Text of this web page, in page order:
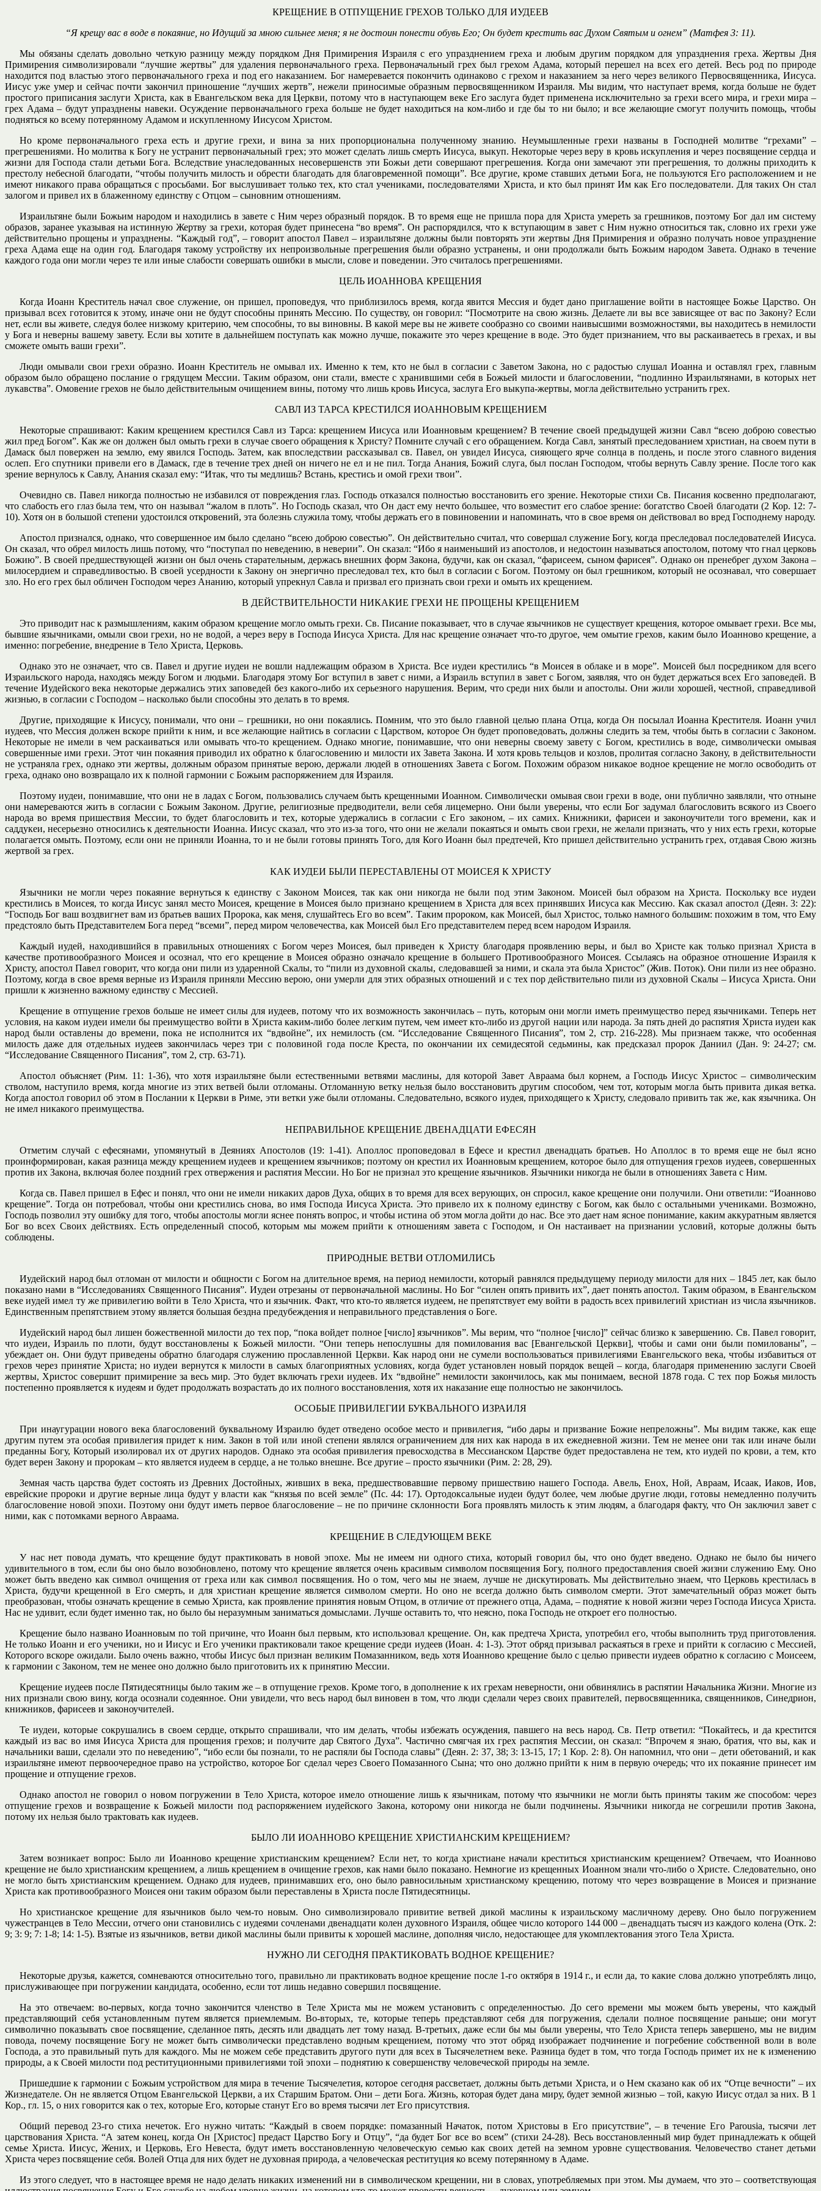
КРЕЩЕНИЕ В ОТПУЩЕНИЕ ГРЕХОВ ТОЛЬКО ДЛЯ ИУДЕЕВ
“Я крещу вас в воде в покаяние, но Идущий за мною сильнее меня; я не достоин понести обувь Его; Он будет крестить вас Духом Святым и огнем” (Матфея 3: 11).
Мы обязаны сделать довольно четкую разницу между порядком Дня Примирения Израиля с его упразднением греха и любым другим порядком для упразднения греха. Жертвы Дня
Примирения символизировали “лучшие жертвы” для удаления первоначального греха. Первоначальный грех был грехом Адама, который перешел на всех его детей. Весь род по природе
находится под властью этого первоначального греха и под его наказанием. Бог намеревается покончить одинаково с грехом и наказанием за него через великого Первосвященника, Иисуса.
Иисус уже умер и сейчас почти закончил приношение “лучших жертв”, нежели приносимые образным первосвященником Израиля. Мы видим, что наступает время, когда больше не будет
простого приписания заслуги Христа, как в Евангельском века для Церкви, потому что в наступающем веке Его заслуга будет применена исключительно за грехи всего мира, и грехи мира –
грех Адама – будут упразднены навеки. Осуждение первоначального греха больше не будет находиться на ком-либо и где бы то ни было; и все желающие смогут получить помощь, чтобы
подняться ко всему потерянному Адамом и искупленному Иисусом Христом.
Но кроме первоначального греха есть и другие грехи, и вина за них пропорциональна полученному знанию. Неумышленные грехи названы в Господней молитве “грехами” –
прегрешениями. Но молитва к Богу не устранит первоначальный грех; это может сделать лишь смерть Иисуса, выкуп. Некоторые через веру в кровь искупления и через посвящение сердца и
жизни для Господа стали детьми Бога. Вследствие унаследованных несовершенств эти Божьи дети совершают прегрешения. Когда они замечают эти прегрешения, то должны приходить к
престолу небесной благодати, “чтобы получить милость и обрести благодать для благовременной помощи”. Все другие, кроме ставших детьми Бога, не пользуются Его расположением и не
имеют никакого права обращаться с просьбами. Бог выслушивает только тех, кто стал учениками, последователями Христа, и кто был принят Им как Его последователи. Для таких Он стал
залогом и привел их в блаженному единству с Отцом – сыновним отношениям.
Израильтяне были Божьим народом и находились в завете с Ним через образный порядок. В то время еще не пришла пора для Христа умереть за грешников, поэтому Бог дал им систему
образов, заранее указывая на истинную Жертву за грехи, которая будет принесена “во время”. Он распорядился, что к вступающим в завет с Ним нужно относиться так, словно их грехи уже
действительно прощены и упразднены. “Каждый год”, – говорит апостол Павел – израильтяне должны были повторять эти жертвы Дня Примирения и образно получать новое упразднение
греха Адама еще на один год. Благодаря такому устройству их непроизвольные прегрешения были образно устранены, и они продолжали быть Божьим народом Завета. Однако в течение
каждого года они могли через те или иные слабости совершать ошибки в мысли, слове и поведении. Это считалось прегрешениями.
ЦЕЛЬ ИОАННОВА КРЕЩЕНИЯ
Когда Иоанн Креститель начал свое служение, он пришел, проповедуя, что приблизилось время, когда явится Мессия и будет дано приглашение войти в настоящее Божье Царство. Он
призывал всех готовится к этому, иначе они не будут способны принять Мессию. По существу, он говорил: “Посмотрите на свою жизнь. Делаете ли вы все зависящее от вас по Закону? Если
нет, если вы живете, следуя более низкому критерию, чем способны, то вы виновны. В какой мере вы не живете сообразно со своими наивысшими возможностями, вы находитесь в немилости
у Бога и неверны вашему завету. Если вы хотите в дальнейшем поступать как можно лучше, покажите это через крещение в воде. Это будет признанием, что вы раскаиваетесь в грехах, и вы
сможете омыть ваши грехи”.
Люди омывали свои грехи образно. Иоанн Креститель не омывал их. Именно к тем, кто не был в согласии с Заветом Закона, но с радостью слушал Иоанна и оставлял грех, главным
образом было обращено послание о грядущем Мессии. Таким образом, они стали, вместе с хранившими себя в Божьей милости и благословении, “подлинно Израильтянами, в которых нет
лукавства”. Омовение грехов не было действительным очищением вины, потому что лишь кровь Иисуса, заслуга Его выкупа-жертвы, могла действительно устранить грех.
САВЛ ИЗ ТАРСА КРЕСТИЛСЯ ИОАННОВЫМ КРЕЩЕНИЕМ
Некоторые спрашивают: Каким крещением крестился Савл из Тарса: крещением Иисуса или Иоанновым крещением? В течение своей предыдущей жизни Савл “всею доброю совестью
жил пред Богом”. Как же он должен был омыть грехи в случае своего обращения к Христу? Помните случай с его обращением. Когда Савл, занятый преследованием христиан, на своем пути в
Дамаск был повержен на землю, ему явился Господь. Затем, как впоследствии рассказывал св. Павел, он увидел Иисуса, сияющего ярче солнца в полдень, и после этого славного видения
ослеп. Его спутники привели его в Дамаск, где в течение трех дней он ничего не ел и не пил. Тогда Анания, Божий слуга, был послан Господом, чтобы вернуть Савлу зрение. После того как
зрение вернулось к Савлу, Анания сказал ему: “Итак, что ты медлишь? Встань, крестись и омой грехи твои”.
Очевидно св. Павел никогда полностью не избавился от повреждения глаз. Господь отказался полностью восстановить его зрение. Некоторые стихи Св. Писания косвенно предполагают,
что слабость его глаз была тем, что он называл “жалом в плоть”. Но Господь сказал, что Он даст ему нечто большее, что возместит его слабое зрение: богатство Своей благодати (2 Кор. 12: 7-
10). Хотя он в большой степени удостоился откровений, эта болезнь служила тому, чтобы держать его в повиновении и напоминать, что в свое время он действовал во вред Господнему народу.
Апостол признался, однако, что совершенное им было сделано “всею доброю совестью”. Он действительно считал, что совершал служение Богу, когда преследовал последователей Иисуса.
Он сказал, что обрел милость лишь потому, что “поступал по неведению, в неверии”. Он сказал: “Ибо я наименьший из апостолов, и недостоин называться апостолом, потому что гнал церковь
Божию”. В своей предшествующей жизни он был очень старательным, держась внешних форм Закона, будучи, как он сказал, “фарисеем, сыном фарисея”. Однако он пренебрег духом Закона –
милосердием и справедливостью. В своей усердности к Закону он энергично преследовал тех, кто был в согласии с Богом. Поэтому он был грешником, который не осознавал, что совершает
зло. Но его грех был обличен Господом через Ананию, который упрекнул Савла и призвал его признать свои грехи и омыть их крещением.
В ДЕЙСТВИТЕЛЬНОСТИ НИКАКИЕ ГРЕХИ НЕ ПРОЩЕНЫ КРЕЩЕНИЕМ
Это приводит нас к размышлениям, каким образом крещение могло омыть грехи. Св. Писание показывает, что в случае язычников не существует крещения, которое омывает грехи. Все мы,
бывшие язычниками, омыли свои грехи, но не водой, а через веру в Господа Иисуса Христа. Для нас крещение означает что-то другое, чем омытие грехов, каким было Иоанново крещение, а
именно: погребение, внедрение в Тело Христа, Церковь.
Однако это не означает, что св. Павел и другие иудеи не вошли надлежащим образом в Христа. Все иудеи крестились “в Моисея в облаке и в море”. Моисей был посредником для всего
Израильского народа, находясь между Богом и людьми. Благодаря этому Бог вступил в завет с ними, а Израиль вступил в завет с Богом, заявляя, что он будет держаться всех Его заповедей. В
течение Иудейского века некоторые держались этих заповедей без какого-либо их серьезного нарушения. Верим, что среди них были и апостолы. Они жили хорошей, честной, справедливой
жизнью, в согласии с Господом – насколько были способны это делать в то время.
Другие, приходящие к Иисусу, понимали, что они – грешники, но они покаялись. Помним, что это было главной целью плана Отца, когда Он посылал Иоанна Крестителя. Иоанн учил
иудеев, что Мессия должен вскоре прийти к ним, и все желающие найтись в согласии с Царством, которое Он будет проповедовать, должны следить за тем, чтобы быть в согласии с Законом.
Некоторые не имели в чем раскаиваться или омывать что-то крещением. Однако многие, понимавшие, что они неверны своему завету с Богом, крестились в воде, символически омывая
совершенные ими грехи. Этот чин покаяния приводил их обратно к благословению и милости их Завета Закона. И хотя кровь тельцов и козлов, пролитая согласно Закону, в действительности
не устраняла грех, однако эти жертвы, должным образом принятые верою, держали людей в отношениях Завета с Богом. Похожим образом никакое водное крещение не могло освободить от
греха, однако оно возвращало их к полной гармонии с Божьим распоряжением для Израиля.
Поэтому иудеи, понимавшие, что они не в ладах с Богом, пользовались случаем быть крещенными Иоанном. Символически омывая свои грехи в воде, они публично заявляли, что отныне
они намереваются жить в согласии с Божьим Законом. Другие, религиозные предводители, вели себя лицемерно. Они были уверены, что если Бог задумал благословить всякого из Своего
народа во время пришествия Мессии, то будет благословить и тех, которые удержались в согласии с Его законом, – их самих. Книжники, фарисеи и законоучители того времени, как и
саддукеи, несерьезно относились к деятельности Иоанна. Иисус сказал, что это из-за того, что они не желали покаяться и омыть свои грехи, не желали признать, что у них есть грехи, которые
полагается омыть. Поэтому, если они не приняли Иоанна, то и не были готовы принять Того, для Кого Иоанн был предтечей, Кто пришел действительно устранить грех, отдавая Свою жизнь
жертвой за грех.
КАК ИУДЕИ БЫЛИ ПЕРЕСТАВЛЕНЫ ОТ МОИСЕЯ К ХРИСТУ
Язычники не могли через покаяние вернуться к единству с Законом Моисея, так как они никогда не были под этим Законом. Моисей был образом на Христа. Поскольку все иудеи
крестились в Моисея, то когда Иисус занял место Моисея, крещение в Моисея было признано крещением в Христа для всех принявших Иисуса как Мессию. Как сказал апостол (Деян. 3: 22):
“Господь Бог ваш воздвигнет вам из братьев ваших Пророка, как меня, слушайтесь Его во всем”. Таким пророком, как Моисей, был Христос, только намного большим: похожим в том, что Ему
предстояло быть Представителем Бога перед “всеми”, перед миром человечества, как Моисей был Его представителем перед всем народом Израиля.
Каждый иудей, находившийся в правильных отношениях с Богом через Моисея, был приведен к Христу благодаря проявлению веры, и был во Христе как только признал Христа в
качестве противообразного Моисея и осознал, что его крещение в Моисея образно означало крещение в большего Противообразного Моисея. Ссылаясь на образное отношение Израиля к
Христу, апостол Павел говорит, что когда они пили из ударенной Скалы, то “пили из духовной скалы, следовавшей за ними, и скала эта была Христос” (Жив. Поток). Они пили из нее образно.
Поэтому, когда в свое время верные из Израиля приняли Мессию верою, они умерли для этих образных отношений и с тех пор действительно пили из духовной Скалы – Иисуса Христа. Они
пришли к жизненно важному единству с Мессией.
Крещение в отпущение грехов больше не имеет силы для иудеев, потому что их возможность закончилась – путь, которым они могли иметь преимущество перед язычниками. Теперь нет
условия, на каком иудеи имели бы преимущество войти в Христа каким-либо более легким путем, чем имеет кто-либо из другой нации или народа. За пять дней до распятия Христа иудеи как
народ были оставлены до времени, пока не исполнится их “вдвойне”, их немилость (см. “Исследование Священного Писания”, том 2, стр. 216-228). Мы признаем также, что особенная
милость даже для отдельных иудеев закончилась через три с половиной года после Креста, по окончании их семидесятой седьмины, как предсказал пророк Даниил (Дан. 9: 24-27; см.
“Исследование Священного Писания”, том 2, стр. 63-71).
Апостол объясняет (Рим. 11: 1-36), что хотя израильтяне были естественными ветвями маслины, для которой Завет Авраама был корнем, а Господь Иисус Христос – символическим
стволом, наступило время, когда многие из этих ветвей были отломаны. Отломанную ветку нельзя было восстановить другим способом, чем тот, которым могла быть привита дикая ветка.
Когда апостол говорил об этом в Послании к Церкви в Риме, эти ветки уже были отломаны. Следовательно, всякого иудея, приходящего к Христу, следовало привить так же, как язычника. Он
не имел никакого преимущества.
НЕПРАВИЛЬНОЕ КРЕЩЕНИЕ ДВЕНАДЦАТИ ЕФЕСЯН
Отметим случай с ефесянами, упомянутый в Деяниях Апостолов (19: 1-41). Аполлос проповедовал в Ефесе и крестил двенадцать братьев. Но Аполлос в то время еще не был ясно
проинформирован, какая разница между крещением иудеев и крещением язычников; поэтому он крестил их Иоанновым крещением, которое было для отпущения грехов иудеев, совершенных
против их Закона, включая более поздний грех отвержения и распятия Мессии. Но Бог не признал это крещение язычников. Язычники никогда не были в отношениях Завета с Ним.
Когда св. Павел пришел в Ефес и понял, что они не имели никаких даров Духа, общих в то время для всех верующих, он спросил, какое крещение они получили. Они ответили: “Иоанново
крещение”. Тогда он потребовал, чтобы они крестились снова, во имя Господа Иисуса Христа. Это привело их к полному единству с Богом, как было с остальными учениками. Возможно,
Господь позволил эту ошибку для того, чтобы апостолы могли яснее понять вопрос, и чтобы истина об этом могла дойти до нас. Все это дает нам ясное понимание, каким аккуратным является
Бог во всех Своих действиях. Есть определенный способ, которым мы можем прийти к отношениям завета с Господом, и Он настаивает на признании условий, которые должны быть
соблюдены.
ПРИРОДНЫЕ ВЕТВИ ОТЛОМИЛИСЬ
Иудейский народ был отломан от милости и общности с Богом на длительное время, на период немилости, который равнялся предыдущему периоду милости для них – 1845 лет, как было
показано нами в “Исследованиях Священного Писания”. Иудеи отрезаны от первоначальной маслины. Но Бог “силен опять привить их”, дает понять апостол. Таким образом, в Евангельском
веке иудей имел ту же привилегию войти в Тело Христа, что и язычник. Факт, что кто-то является иудеем, не препятствует ему войти в радость всех привилегий христиан из числа язычников.
Единственным препятствием этому является большая бездна предубеждения и неправильного представления о Боге.
Иудейский народ был лишен божественной милости до тех пор, “пока войдет полное [число] язычников”. Мы верим, что “полное [число]” сейчас близко к завершению. Св. Павел говорит,
что иудеи, Израиль по плоти, будут восстановлены к Божьей милости. “Они теперь непослушны для помилования вас [Евангельской Церкви], чтобы и сами они были помилованы”, –
убеждает он. Они будут приведены обратно благодаря служению прославленной Церкви. Как народ они не сумели воспользоваться привилегиями Евангельского века, чтобы избавиться от
грехов через принятие Христа; но иудеи вернутся к милости в самых благоприятных условиях, когда будет установлен новый порядок вещей – когда, благодаря применению заслуги Своей
жертвы, Христос совершит примирение за весь мир. Это будет включать грехи иудеев. Их “вдвойне” немилости закончилось, как мы понимаем, весной 1878 года. С тех пор Божья милость
постепенно проявляется к иудеям и будет продолжать возрастать до их полного восстановления, хотя их наказание еще полностью не закончилось.
ОСОБЫЕ ПРИВИЛЕГИИ БУКВАЛЬНОГО ИЗРАИЛЯ
При инаугурации нового века благословений буквальному Израилю будет отведено особое место и привилегия, “ибо дары и призвание Божие непреложны”. Мы видим также, как еще
другим путем эта особая привилегия придет к ним. Закон в той или иной степени являлся ограничением для них как народа в их ежедневной жизни. Тем не менее они так или иначе были
преданны Богу, Который изолировал их от других народов. Однако эта особая привилегия превосходства в Мессианском Царстве будет предоставлена не тем, кто иудей по крови, а тем, кто
будет верен Закону и пророкам – кто является иудеем в сердце, а не только внешне. Все другие – просто язычники (Рим. 2: 28, 29).
Земная часть царства будет состоять из Древних Достойных, живших в века, предшествовавшие первому пришествию нашего Господа. Авель, Енох, Ной, Авраам, Исаак, Иаков, Иов,
еврейские пророки и другие верные лица будут у власти как “князья по всей земле” (Пс. 44: 17). Ортодоксальные иудеи будут более, чем любые другие люди, готовы немедленно получить
благословение новой эпохи. Поэтому они будут иметь первое благословение – не по причине склонности Бога проявлять милость к этим людям, а благодаря факту, что Он заключил завет с
ними, как с потомками верного Авраама.
КРЕЩЕНИЕ В СЛЕДУЮЩЕМ ВЕКЕ
У нас нет повода думать, что крещение будут практиковать в новой эпохе. Мы не имеем ни одного стиха, который говорил бы, что оно будет введено. Однако не было бы ничего
удивительного в том, если бы оно было возобновлено, потому что крещение является очень красивым символом посвящения Богу, полного предоставления своей жизни служению Ему. Оно
может быть введено как символ очищения от греха или как символ посвящения. Но о том, чего мы не знаем, лучше не дискутировать. Мы действительно знаем, что Церковь крестилась в
Христа, будучи крещенной в Его смерть, и для христиан крещение является символом смерти. Но оно не всегда должно быть символом смерти. Этот замечательный образ может быть
преобразован, чтобы означать крещение в семью Христа, как проявление принятия новым Отцом, в отличие от прежнего отца, Адама, – поднятие к новой жизни через Господа Иисуса Христа.
Нас не удивит, если будет именно так, но было бы неразумным заниматься домыслами. Лучше оставить то, что неясно, пока Господь не откроет его полностью.
Крещение было названо Иоанновым по той причине, что Иоанн был первым, кто использовал крещение. Он, как предтеча Христа, употребил его, чтобы выполнить труд приготовления.
Не только Иоанн и его ученики, но и Иисус и Его ученики практиковали такое крещение среди иудеев (Иоан. 4: 1-3). Этот обряд призывал раскаяться в грехе и прийти к согласию с Мессией,
Которого вскоре ожидали. Было очень важно, чтобы Иисус был признан великим Помазанником, ведь хотя Иоанново крещение было с целью привести иудеев обратно к согласию с Моисеем,
к гармонии с Законом, тем не менее оно должно было приготовить их к принятию Мессии.
Крещение иудеев после Пятидесятницы было таким же – в отпущение грехов. Кроме того, в дополнение к их грехам неверности, они обвинялись в распятии Начальника Жизни. Многие из
них признали свою вину, когда осознали содеянное. Они увидели, что весь народ был виновен в том, что люди сделали через своих правителей, первосвященника, священников, Синедрион,
книжников, фарисеев и законоучителей.
Те иудеи, которые сокрушались в своем сердце, открыто спрашивали, что им делать, чтобы избежать осуждения, павшего на весь народ. Св. Петр ответил: “Покайтесь, и да крестится
каждый из вас во имя Иисуса Христа для прощения грехов; и получите дар Святого Духа”. Частично смягчая их грех распятия Мессии, он сказал: “Впрочем я знаю, братия, что вы, как и
начальники ваши, сделали это по неведению”, “ибо если бы познали, то не распяли бы Господа славы” (Деян. 2: 37, 38; 3: 13-15, 17; 1 Кор. 2: 8). Он напомнил, что они – дети обетований, и как
израильтяне имеют первоочередное право на устройство, которое Бог сделал через Своего Помазанного Сына; что оно должно прийти к ним в первую очередь; что их покаяние принесет им
прощение и отпущение грехов.
Однако апостол не говорил о новом погружении в Тело Христа, которое имело отношение лишь к язычникам, потому что язычники не могли быть приняты таким же способом: через
отпущение грехов и возвращение к Божьей милости под распоряжением иудейского Закона, которому они никогда не были подчинены. Язычники никогда не согрешили против Закона,
потому их нельзя было трактовать как иудеев.
БЫЛО ЛИ ИОАННОВО КРЕЩЕНИЕ ХРИСТИАНСКИМ КРЕЩЕНИЕМ?
Затем возникает вопрос: Было ли Иоанново крещение христианским крещением? Если нет, то когда христиане начали креститься христианским крещением? Отвечаем, что Иоанново
крещение не было христианским крещением, а лишь крещением в очищение грехов, как нами было показано. Немногие из крещенных Иоанном знали что-либо о Христе. Следовательно, оно
не могло быть христианским крещением. Однако для иудеев, принимавших его, оно было равносильным христианскому крещению, потому что через возвращение в Моисея и признание
Христа как противообразного Моисея они таким образом были переставлены в Христа после Пятидесятницы.
Но христианское крещение для язычников было чем-то новым. Оно символизировало привитие ветвей дикой маслины к израильскому масличному дереву. Оно было погружением
чужестранцев в Тело Мессии, отчего они становились с иудеями сочленами двенадцати колен духовного Израиля, общее число которого 144 000 – двенадцать тысяч из каждого колена (Отк. 2:
9; 3: 9; 7: 1-8; 14: 1-5). Взятые из язычников, ветви дикой маслины были привиты к хорошей маслине, дополняя число, недостающее для укомплектования этого Тела Христа.
НУЖНО ЛИ СЕГОДНЯ ПРАКТИКОВАТЬ ВОДНОЕ КРЕЩЕНИЕ?
Некоторые друзья, кажется, сомневаются относительно того, правильно ли практиковать водное крещение после 1-го октября в 1914 г., и если да, то какие слова должно употреблять лицо,
прислуживающее при погружении кандидата, особенно, если тот лишь недавно совершил посвящение.
На это отвечаем: во-первых, когда точно закончится членство в Теле Христа мы не можем установить с определенностью. До сего времени мы можем быть уверены, что каждый
представляющий себя установленным путем является приемлемым. Во-вторых, те, которые теперь представляют себя для погружения, сделали полное посвящение раньше; они могут
символично показывать свое посвящение, сделанное пять, десять или двадцать лет тому назад. В-третьих, даже если бы мы были уверены, что Тело Христа теперь завершено, мы не видим
повода, почему посвящение Богу не может быть символически представлено водным крещением, потому что этот обряд изображает подчинение и погребение собственной воли в воле
Господа, а это правильный путь для каждого. Мы не можем себе представить другого пути для всех в Тысячелетнем веке. Разница будет в том, что тогда Господь примет их не к изменению
природы, а к Своей милости под реституционными привилегиями той эпохи – поднятию к совершенству человеческой природы на земле.
Пришедшие к гармонии с Божьим устройством для мира в течение Тысячелетия, которое сегодня рассветает, должны быть детьми Христа, и о Нем сказано как об их “Отце вечности” – их
Жизнедателе. Он не является Отцом Евангельской Церкви, а их Старшим Братом. Они – дети Бога. Жизнь, которая будет дана миру, будет земной жизнью – той, какую Иисус отдал за них. В 1
Кор., гл. 15, о них говорится как о тех, которые Его, которые станут Его во время тысячи лет Его присутствия.
Общий перевод 23-го стиха нечеток. Его нужно читать: “Каждый в своем порядке: помазанный Начаток, потом Христовы в Его присутствие”, – в течение Его Parousia, тысячи лет
царствования Христа. “А затем конец, когда Он [Христос] предаст Царство Богу и Отцу”, “да будет Бог все во всем” (стихи 24-28). Весь восстановленный мир будет принадлежать к общей
семье Христа. Иисус, Жених, и Церковь, Его Невеста, будут иметь восстановленную человеческую семью как своих детей на земном уровне существования. Человечество станет детьми
Христа через посвящение себя. Волей Отца для них будет не духовная природа, а человеческая реституция ко всему потерянному в Адаме.
Из этого следует, что в настоящее время не надо делать никаких изменений ни в символическом крещении, ни в словах, употребляемых при этом. Мы думаем, что это – соответствующая